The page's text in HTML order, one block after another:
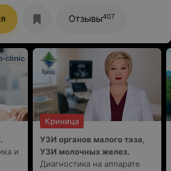
комплексному подходу
хирургу будет ещё
смас, нити, убирала сосуды на
безумно довольна.
от знакомых и
что Наталья сразу предложила
по времени наши визиты. Всегда
возникали вопросы.
Благодарю каждый раз,
Точно знаю, что для Натальи
невозможного!
Отзывы407
и
Криница
УЗИ органов малого таза,
УЗИ молочных желез.
Диагностика на аппарате